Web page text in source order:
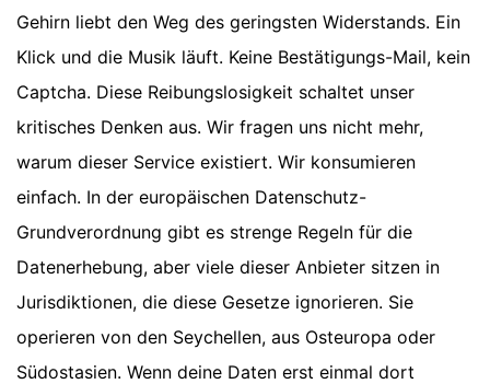
Gehirn liebt den Weg des geringsten Widerstands. Ein
Klick und die Musik läuft. Keine Bestätigungs-Mail, kein
Captcha. Diese Reibungslosigkeit schaltet unser
kritisches Denken aus. Wir fragen uns nicht mehr,
warum dieser Service existiert. Wir konsumieren
einfach. In der europäischen Datenschutz-
Grundverordnung gibt es strenge Regeln für die
Datenerhebung, aber viele dieser Anbieter sitzen in
Jurisdiktionen, die diese Gesetze ignorieren. Sie
operieren von den Seychellen, aus Osteuropa oder
Südostasien. Wenn deine Daten erst einmal dort